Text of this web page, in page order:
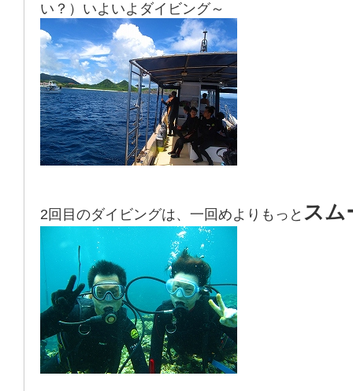
い？）いよいよダイビング～
2回目のダイビングは、一回めよりもっと スム